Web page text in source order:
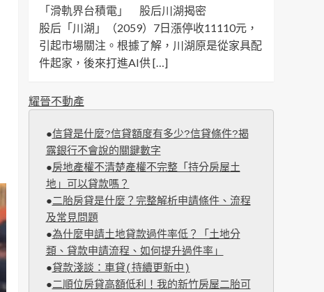
「滑軌界台積電」 股后川湖揭密
股后「川湖」（2059）7日漲停收11110元，
引起市場關注。根據了解，川湖原是從家具配
件起家，後來打進AI供 […]
耀晉不動產
●信貸是什麼?信貸額度有多少?信貸條件?揭
露銀行不會說的關鍵數字
●房地產權不清楚產權不完整「持分房屋土
地」可以貸款嗎？
●二胎房貸是什麼？完整解析申請條件、流程
及常見問題
●為什麼申請土地貸款過件率低？「土地分
類、貸款申請流程、如何提升過件率」
●貸款淺談：車貸(持續更新中)
●二順位房貸高額低利！我的新竹房屋二胎可